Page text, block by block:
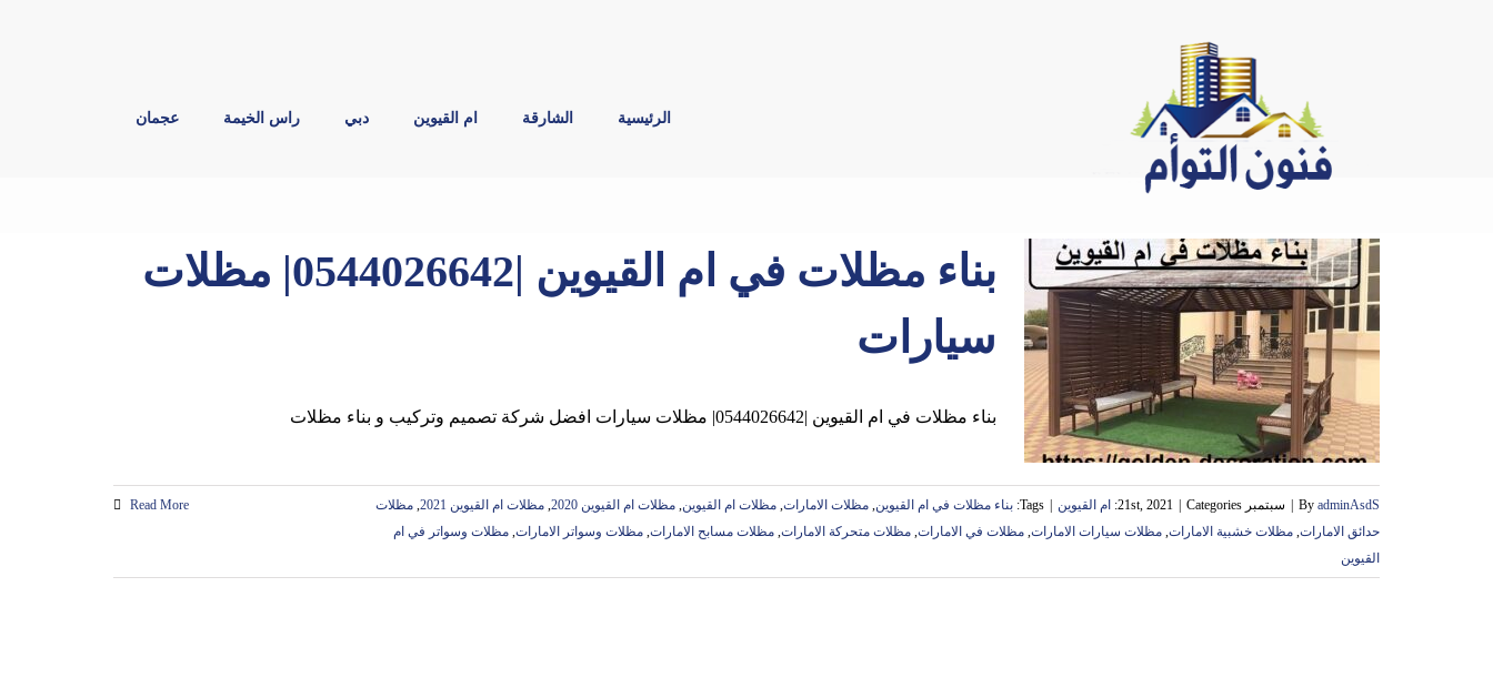
الرئيسية الشارقة ام القيوين دبي راس الخيمة عجمان
بناء مظلات في ام القيوين |0544026642| مظلات
سيارات
بناء مظلات في ام القيوين |0544026642| مظلات سيارات افضل شركة تصميم وتركيب و بناء مظلات
By adminAsdS سبتمبر 21st, 2021 Categories: ام القيوين Tags: بناء مظلات في ام القيوين, مظلات الامارات, مظلات ام القيوين, مظلات ام القيوين 2020 , مظلات ام القيوين 2021 , مظلات
حدائق الامارات, مظلات خشبية الامارات, مظلات سيارات الامارات, مظلات في الامارات, مظلات متحركة الامارات, مظلات مسابح الامارات, مظلات وسواتر الامارات, مظلات وسواتر في ام
القيوين
Read More